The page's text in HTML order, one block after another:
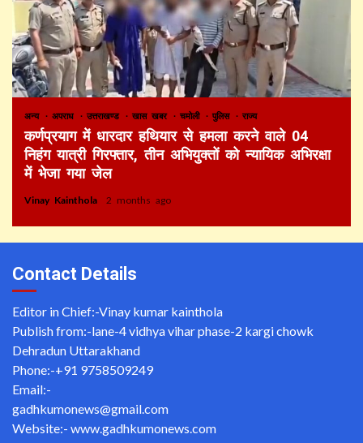
अन्य अपराध उत्तराखण्ड खास खबर चमोली पुलिस राज्य
कर्णप्रयाग में धारदार हथियार से हमला करने वाले 04
निहंग यात्री गिरफ्तार, तीन अभियुक्तों को न्यायिक अभिरक्षा
में भेजा गया जेल
Vinay Kainthola 2 months ago
Contact Details
Editor in Chief:-Vinay kumar kainthola
Publish from:-lane-4 vidhya vihar phase-2 kargi chowk
Dehradun Uttarakhand
Phone:-+91 9758509249
Email:-
gadhkumonews@gmail.com
Website:- www.gadhkumonews.com